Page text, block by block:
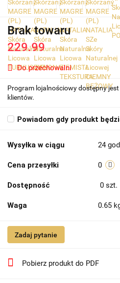
Brak towaru
229.99
Do przechowalni
Program lojalnościowy dostępny
klientów.
Powiadom gdy produkt
Wysyłka w ciągu 24
Cena przesyłki 0
Dostępność 0 szt.
Waga 0.65
Zadaj pytanie
Pobierz produkt do PDF